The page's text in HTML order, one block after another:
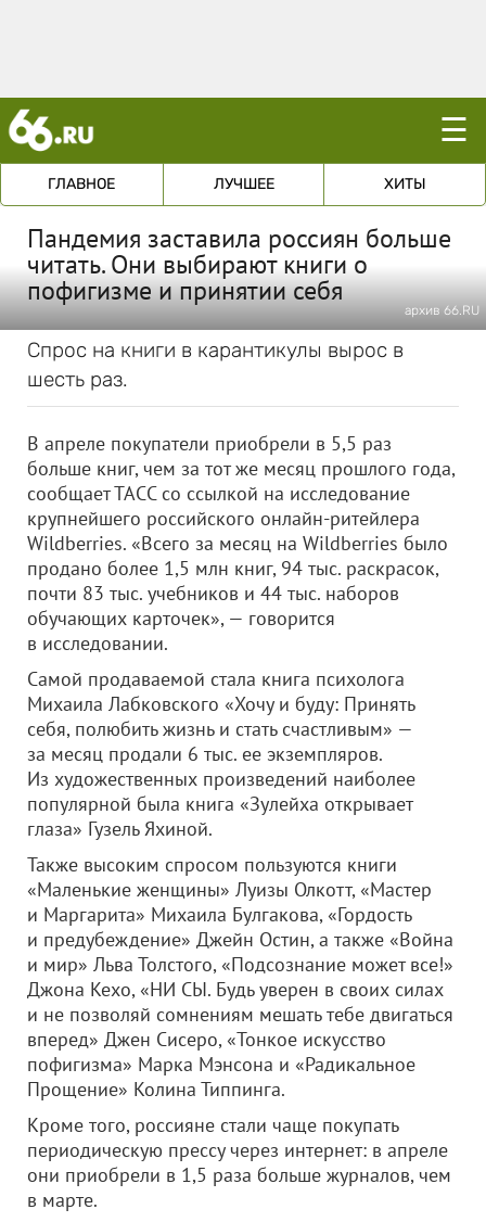
☰
ГЛАВНОЕ ЛУЧШЕЕ ХИТЫ
Пандемия заставила россиян больше
читать. Они выбирают книги о
пофигизме и принятии себя
архив 66.RU
Спрос на книги в карантикулы вырос в
шесть раз.
В апреле покупатели приобрели в 5,5 раз
больше книг, чем за тот же месяц прошлого года,
сообщает ТАСС со ссылкой на исследование
крупнейшего российского онлайн-ритейлера
Wildberries. «Всего за месяц на Wildberries было
продано более 1,5 млн книг, 94 тыс. раскрасок,
почти 83 тыс. учебников и 44 тыс. наборов
обучающих карточек», — говорится
в исследовании.
Самой продаваемой стала книга психолога
Михаила Лабковского «Хочу и буду: Принять
себя, полюбить жизнь и стать счастливым» —
за месяц продали 6 тыс. ее экземпляров.
Из художественных произведений наиболее
популярной была книга «Зулейха открывает
глаза» Гузель Яхиной.
Также высоким спросом пользуются книги
«Маленькие женщины» Луизы Олкотт, «Мастер
и Маргарита» Михаила Булгакова, «Гордость
и предубеждение» Джейн Остин, а также «Война
и мир» Льва Толстого, «Подсознание может все!»
Джона Кехо, «НИ СЫ. Будь уверен в своих силах
и не позволяй сомнениям мешать тебе двигаться
вперед» Джен Сисеро, «Тонкое искусство
пофигизма» Марка Мэнсона и «Радикальное
Прощение» Колина Типпинга.
Кроме того, россияне стали чаще покупать
периодическую прессу через интернет: в апреле
они приобрели в 1,5 раза больше журналов, чем
в марте.